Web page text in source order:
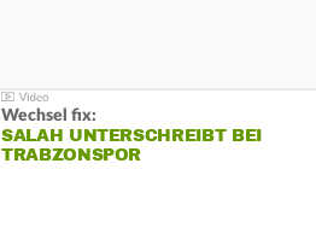
Wechsel fix:
SALAH UNTERSCHREIBT BEI
TRABZONSPOR